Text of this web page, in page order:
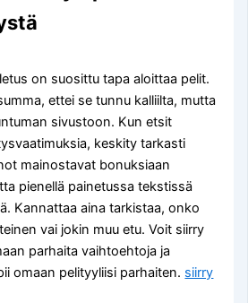
on suosittu tapa aloittaa pelit.
ettei se tunnu kalliilta, mutta
sivustoon. Kun etsit
keskity tarkasti
mainostavat bonuksiaan
pienellä painetussa tekstissä
Kannattaa aina tarkistaa, onko
vai jokin muu etu. Voit siirry
parhaita vaihtoehtoja ja
omaan pelityyliisi parhaiten. siirry